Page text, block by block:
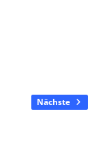
Nächste